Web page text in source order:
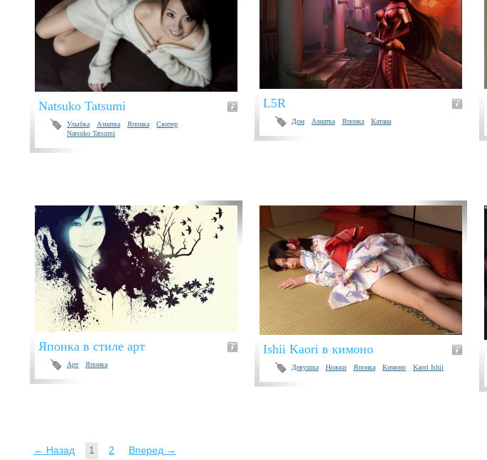
Natsuko Tatsumi
Улыбка Азиатка Японка
Свитер
Natsuko Tatsumi
L5R
Дом Азиатка Японка Катана
Японка в стиле арт
Арт Японка
Ishii Kaori в кимоно
Девушка Ножки Японка Кимоно Kaori Ishii
← Назад 1 2 Вперед →